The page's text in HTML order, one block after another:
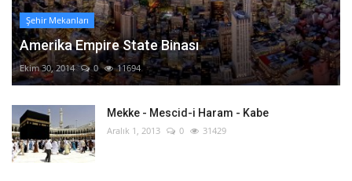
Şehir Mekanları
Amerika Empire State Binası
Ekim 30, 2014 0 11694
Mekke - Mescid-i Haram - Kabe
Aralık 1, 2013 0 31429